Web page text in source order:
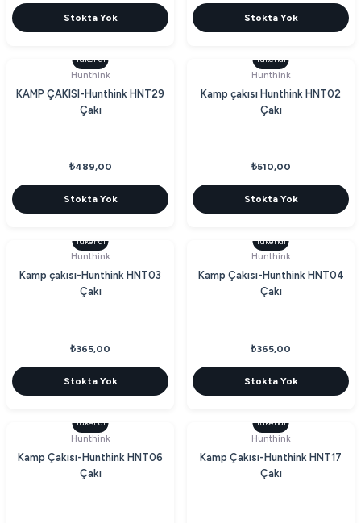
Stokta Yok Stokta Yok
Tükendi
Hunthink
KAMP ÇAKISI-Hunthink HNT29
Çakı
₺489,00
Stokta Yok
Tükendi
Hunthink
Kamp çakısı Hunthink HNT02
Çakı
₺510,00
Stokta Yok
Tükendi
Hunthink
Kamp çakısı-Hunthink HNT03
Çakı
₺365,00
Stokta Yok
Tükendi
Hunthink
Kamp Çakısı-Hunthink HNT04
Çakı
₺365,00
Stokta Yok
Tükendi
Hunthink
Kamp Çakısı-Hunthink HNT06
Çakı
Tükendi
Hunthink
Kamp Çakısı-Hunthink HNT17
Çakı